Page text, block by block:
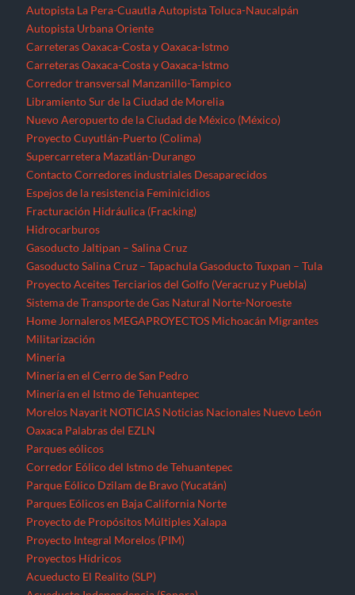
Autopista La Pera-Cuautla Autopista Toluca-Naucalpán
Autopista Urbana Oriente
Carreteras Oaxaca-Costa y Oaxaca-Istmo
Carreteras Oaxaca-Costa y Oaxaca-Istmo
Corredor transversal Manzanillo-Tampico
Libramiento Sur de la Ciudad de Morelia
Nuevo Aeropuerto de la Ciudad de México (México)
Proyecto Cuyutlán-Puerto (Colima)
Supercarretera Mazatlán-Durango
Contacto Corredores industriales Desaparecidos
Espejos de la resistencia Feminicidios
Fracturación Hidráulica (Fracking)
Hidrocarburos
Gasoducto Jaltipan – Salina Cruz
Gasoducto Salina Cruz – Tapachula Gasoducto Tuxpan – Tula
Proyecto Aceites Terciarios del Golfo (Veracruz y Puebla)
Sistema de Transporte de Gas Natural Norte-Noroeste
Home Jornaleros MEGAPROYECTOS Michoacán Migrantes
Militarización
Minería
Minería en el Cerro de San Pedro
Minería en el Istmo de Tehuantepec
Morelos Nayarit NOTICIAS Noticias Nacionales Nuevo León
Oaxaca Palabras del EZLN
Parques eólicos
Corredor Eólico del Istmo de Tehuantepec
Parque Eólico Dzilam de Bravo (Yucatán)
Parques Eólicos en Baja California Norte
Proyecto de Propósitos Múltiples Xalapa
Proyecto Integral Morelos (PIM)
Proyectos Hídricos
Acueducto El Realito (SLP)